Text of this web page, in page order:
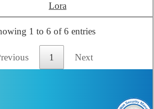
Lora
1 to 6 of 6 entries
1 Next